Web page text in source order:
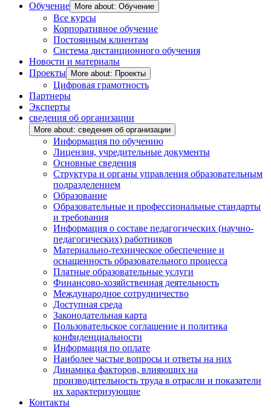
Обучение
More about: Обучение
Все курсы
Корпоративное обучение
Постоянным клиентам
Система дистанционного обучения
Новости и материалы
Проекты
More about: Проекты
Цифровая грамотность
Партнеры
Эксперты
сведения об организации
More about: сведения об организации
Информация по обучению
Лицензия, учредительные документы
Основные сведения
Структура и органы управления образовательным
подразделением
Образование
Образовательные и профессиональные стандарты
и требования
Информация о составе педагогических (научно-
педагогических) работников
Материально-техническое обеспечение и
оснащенность образовательного процесса
Платные образовательные услуги
Финансово-хозяйственная деятельность
Международное сотрудничество
Доступная среда
Законодательная карта
Пользовательское соглашение и политика
конфиденциальности
Информация по оплате
Наиболее частые вопросы и ответы на них
Динамика факторов, влияющих на
производительность труда в отрасли и показатели
их характеризующие
Контакты